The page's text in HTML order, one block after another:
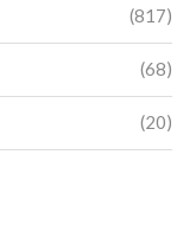
(817)
(68)
(20)